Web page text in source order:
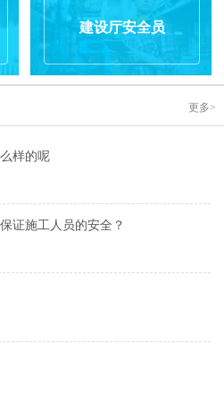
建设厅安全员
更多>
样的呢
证施工人员的安全？